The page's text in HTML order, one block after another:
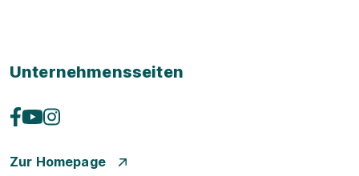
Unternehmensseiten
Zur Homepage